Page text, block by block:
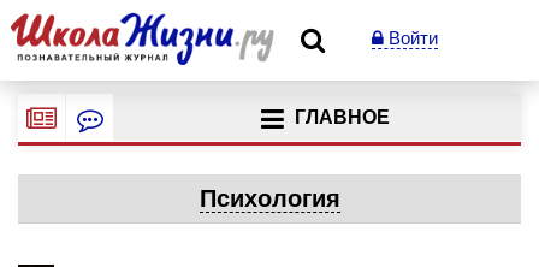
Войти
ГЛАВНОЕ
Психология